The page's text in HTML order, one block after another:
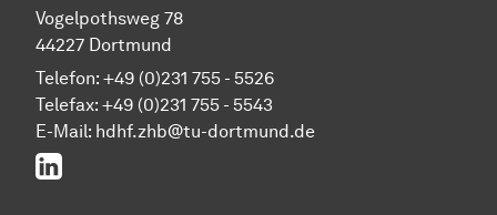
Vogelpothsweg 78
44227 Dortmund
Telefon: +49 (0)231 755 - 5526
Telefax: +49 (0)231 755 - 5543
E-Mail: hdhf.zhb@tu-dortmund.de
LinkedIn